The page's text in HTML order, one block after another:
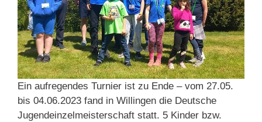
Ein aufregendes Turnier ist zu Ende – vom 27.05.
bis 04.06.2023 fand in Willingen die Deutsche
Jugendeinzelmeisterschaft statt. 5 Kinder bzw.